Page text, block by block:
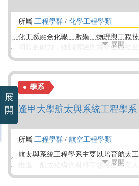
所屬 工程學群 / 化學工程學類
化工系融合化學、數學、物理與工程
問題的能力，強調實驗與實作並鏈結
IEET認證，採用CDIO創新教學，強
超過50年，培育逾5千名畢業生，近
身半導體、光電等電子製造相關產業
產業升級
展開
學系
逢甲大學航太與系統工程學系
所屬 工程學群 / 航空工程學類
航太與系統工程學系主要以培育航太
推進、航太結構與材料等領域之專業
針對電腦輔助工程分析與設計、尖端
展開
展
開